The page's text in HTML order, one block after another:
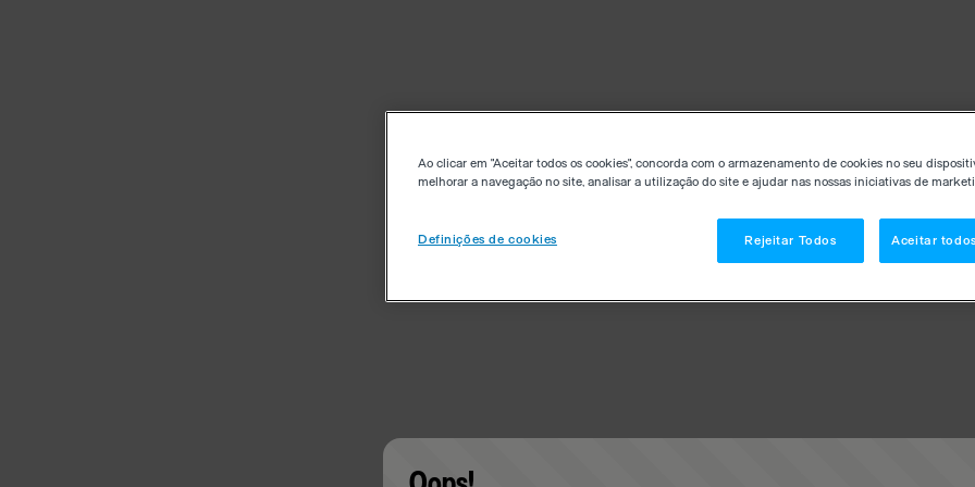
Ao clicar em "Aceitar todos os cookies", concorda com o armazenamento de cookies no seu
melhorar a navegação no site, analisar a utilização do site e ajudar nas nossas iniciativas de
Definições de cookies Rejeitar Todos Aceitar